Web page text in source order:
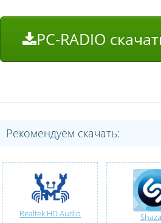
PC-RADIO
Рекомендуем скачать:
Realtek HD Audio